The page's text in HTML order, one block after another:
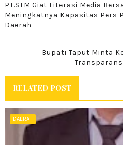
PT.STM Giat Literasi Media
Meningkatnya Kapasitas Pers
Daerah
Bupati Taput Minta
RELATED POST
DAERAH